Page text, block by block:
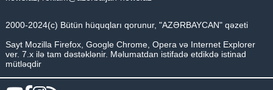
2000-2024(c) Bütün hüquqları qorunur, "AZƏRBAYCAN" qəzeti
Sayt Mozilla Firefox, Google Chrome, Opera və Internet Explorer
ver. 7.x ilə tam dəstəklənir. Məlumatdan istifadə etdikdə istinad
mütləqdir